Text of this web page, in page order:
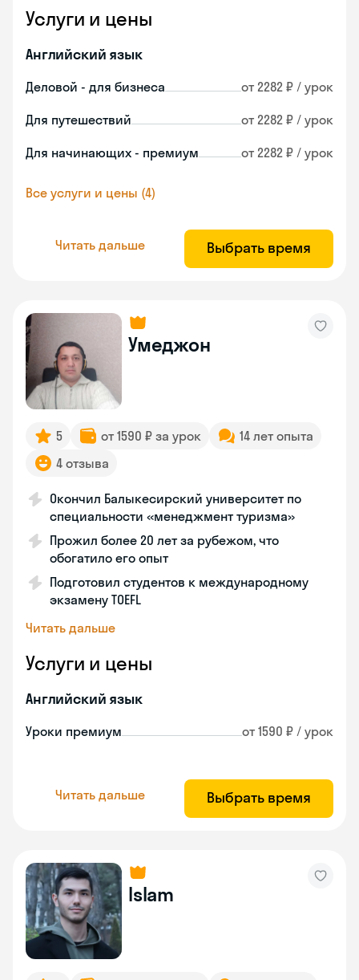
Услуги и цены
Английский язык
Деловой - для бизнеса от 2282 ₽ / урок
Для путешествий от 2282 ₽ / урок
Для начинающих - премиум от 2282 ₽ / урок
Все услуги и цены (4)
Читать дальше Выбрать время
Умеджон
5 от 1590 ₽ за урок
14 лет опыта
4 отзыва
Окончил Балыкесирский университет по
специальности «менеджмент туризма»
Прожил более 20 лет за рубежом, что
обогатило его опыт
Подготовил студентов к международному
экзамену TOEFL
Читать дальше
Услуги и цены
Английский язык
Уроки премиум от 1590 ₽ / урок
Читать дальше Выбрать время
Islam